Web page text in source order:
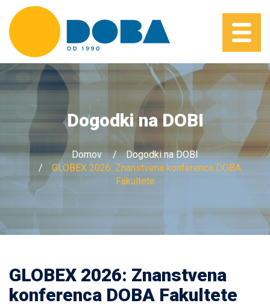
Dogodki na DOBI
Domov
Dogodki na DOBI
GLOBEX 2026: Znanstvena konferenca DOBA
Fakultete
GLOBEX 2026: Znanstvena
konferenca DOBA Fakultete